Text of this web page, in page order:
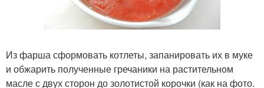
Из фарша сформовать котлеты, запанировать их в муке
и обжарить полученные гречаники на растительном
масле с двух сторон до золотистой корочки (как на фото.